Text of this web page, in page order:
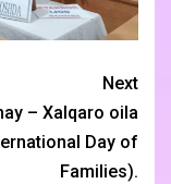
Next
– Xalqaro oila
Day of
Families).